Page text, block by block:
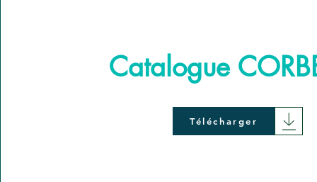
Catalogue
Télécharger